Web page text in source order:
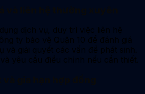
dịch vụ, duy trì việc liên hệ
ty bảo vệ Quận 10 để đánh giá
và giải quyết các vấn đề phát sinh.
yêu cầu điều chỉnh nếu cần thiết.